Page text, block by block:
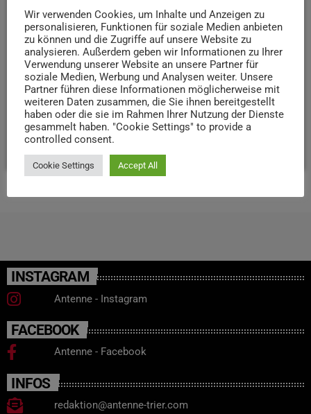
Ein mutmaßlicher Raubüberfall auf einen Jugendlichen in
Saarburg hat sich nach aktuellen Ermittlungen nicht
bestätigt. In einer Pressemeldung vom 27. Januar hatte
die Polizei über einen Vorfall auf dem Parkplatz der
Geschwister-Scholl-Schule berichtet. Nun teilte sie mit,
dass vermutlich keine Straftat stattgefunden hat. Die
Hintergründe der Falschangabe sind unklar. Die
Ermittlungen in dem Fall wurden eingestellt.
today 31. JANUAR 2025
INSTAGRAM
Antenne - Instagram
FACEBOOK
Antenne - Facebook
INFOS
redaktion@antenne-trier.com
Wir verwenden Cookies, um Inhalte und Anzeigen zu
personalisieren, Funktionen für soziale Medien anbieten
zu können und die Zugriffe auf unsere Website zu
analysieren. Außerdem geben wir Informationen zu Ihrer
Verwendung unserer Website an unsere Partner für
soziale Medien, Werbung und Analysen weiter. Unsere
Partner führen diese Informationen möglicherweise mit
weiteren Daten zusammen, die Sie ihnen bereitgestellt
haben oder die sie im Rahmen Ihrer Nutzung der Dienste
gesammelt haben. "Cookie Settings" to provide a
controlled consent.
Cookie Settings Accept All